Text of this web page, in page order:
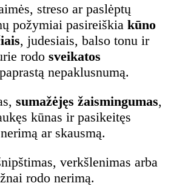
streso ar paslėptų
požymiai pasireiškia kūno
, judesiais, balso tonu ir
rodo sveikatos
nepaklusnumą.
sumažėjęs žaismingumas,
kūnas ir pasikeitęs
ar skausmą.
verkšlenimas arba
rodo nerimą.